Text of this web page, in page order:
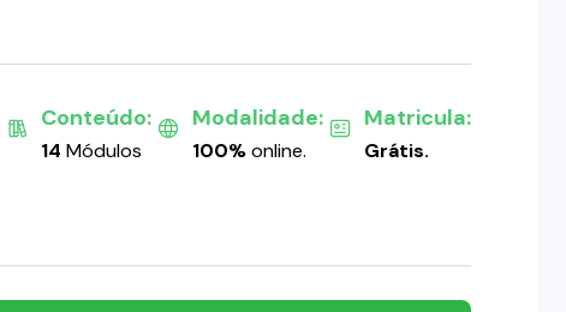
Conteúdo:
14 Módulos
Modalidade:
100%online.
Matricula:
Grátis.